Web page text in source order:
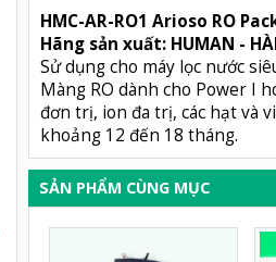
HMC-AR-RO1 Arioso RO
Hãng sản xuất: HUMAN -
Sử dụng cho máy lọc nước
Màng RO dành cho Power I
đơn trị, ion đa trị, các hạt và
khoảng 12 đến 18 tháng.
SẢN PHẨM CÙNG MỤC